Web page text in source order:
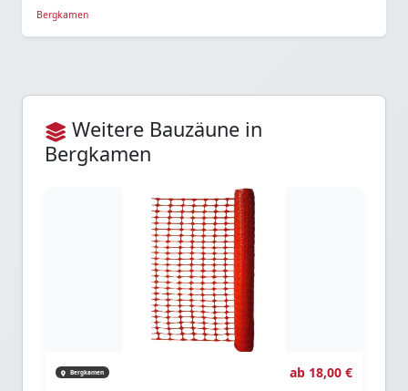
Bergkamen
Weitere Bauzäune in
Bergkamen
Bergkamen ab 18,00 €